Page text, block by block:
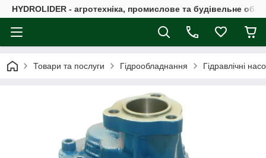
HYDROLIDER - агротехніка, промислове та будівельне
Товари та послуги Гідрообладнання Гідравлічні